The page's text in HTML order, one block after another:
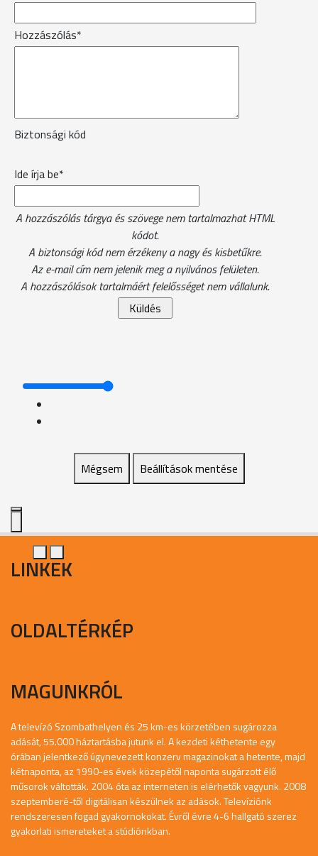
Hozzászólás*
Biztonsági kód
Ide írja be*
A hozzászólás tárgya és szövege nem tartalmazhat HTML
kódot.
A biztonsági kód nem érzékeny a nagy és kisbetűkre.
Az e-mail cím nem jelenik meg a nyilvános felületen.
A hozzászólások tartalmáért felelősséget nem vállalunk.
Mégsem Beállítások mentése
LINKEK
OLDALTÉRKÉP
MAGUNKRÓL
A televízó Szombathelyen és 25 km-es körzetében sugározza
adását, 55.000 háztartásba jutunk el. A kezdeti kéthetente egy
órában jelentkező úgynevezett konzerv magazinokat a hetente, majd
kétnaponta, az 1990-es évek közepétől naponta sugárzott élő
műsorok váltották. 2004 óta az interneten is elérhetők vagyunk. 2008
szeptemberé-től digitálisan készülnek az adások. Televíziónk
rendszeresen fogad gyakornokokat. Évről évre 4-6 hallgató szerez
gyakorlati ismereteket a stúdiónkban.